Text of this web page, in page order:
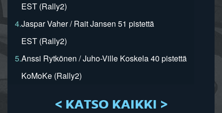
EST (Rally2)
4.Jaspar Vaher / Rait Jansen 51 pistettä
EST (Rally2)
5.Anssi Rytkönen / Juho-Ville Koskela 40 pistettä
KoMoKe (Rally2)
< KATSO KAIKKI >